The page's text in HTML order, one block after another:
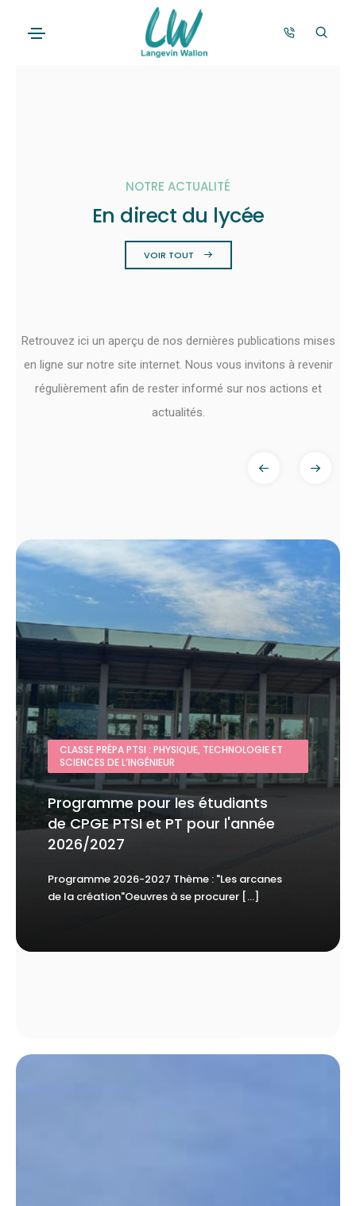
NOTRE ACTUALITÉ
En direct du lycée
VOIR TOUT
Retrouvez ici un aperçu de nos dernières publications mises
en ligne sur notre site internet. Nous vous invitons à revenir
régulièrement afin de rester informé sur nos actions et
actualités.
CLASSE PRÉPA PTSI : PHYSIQUE, TECHNOLOGIE ET
SCIENCES DE L’INGÉNIEUR
Programme pour les étudiants
de CPGE PTSI et PT pour l'année
2026/2027
Programme 2026-2027 Thème : "Les arcanes
de la création"Oeuvres à se procurer [...]